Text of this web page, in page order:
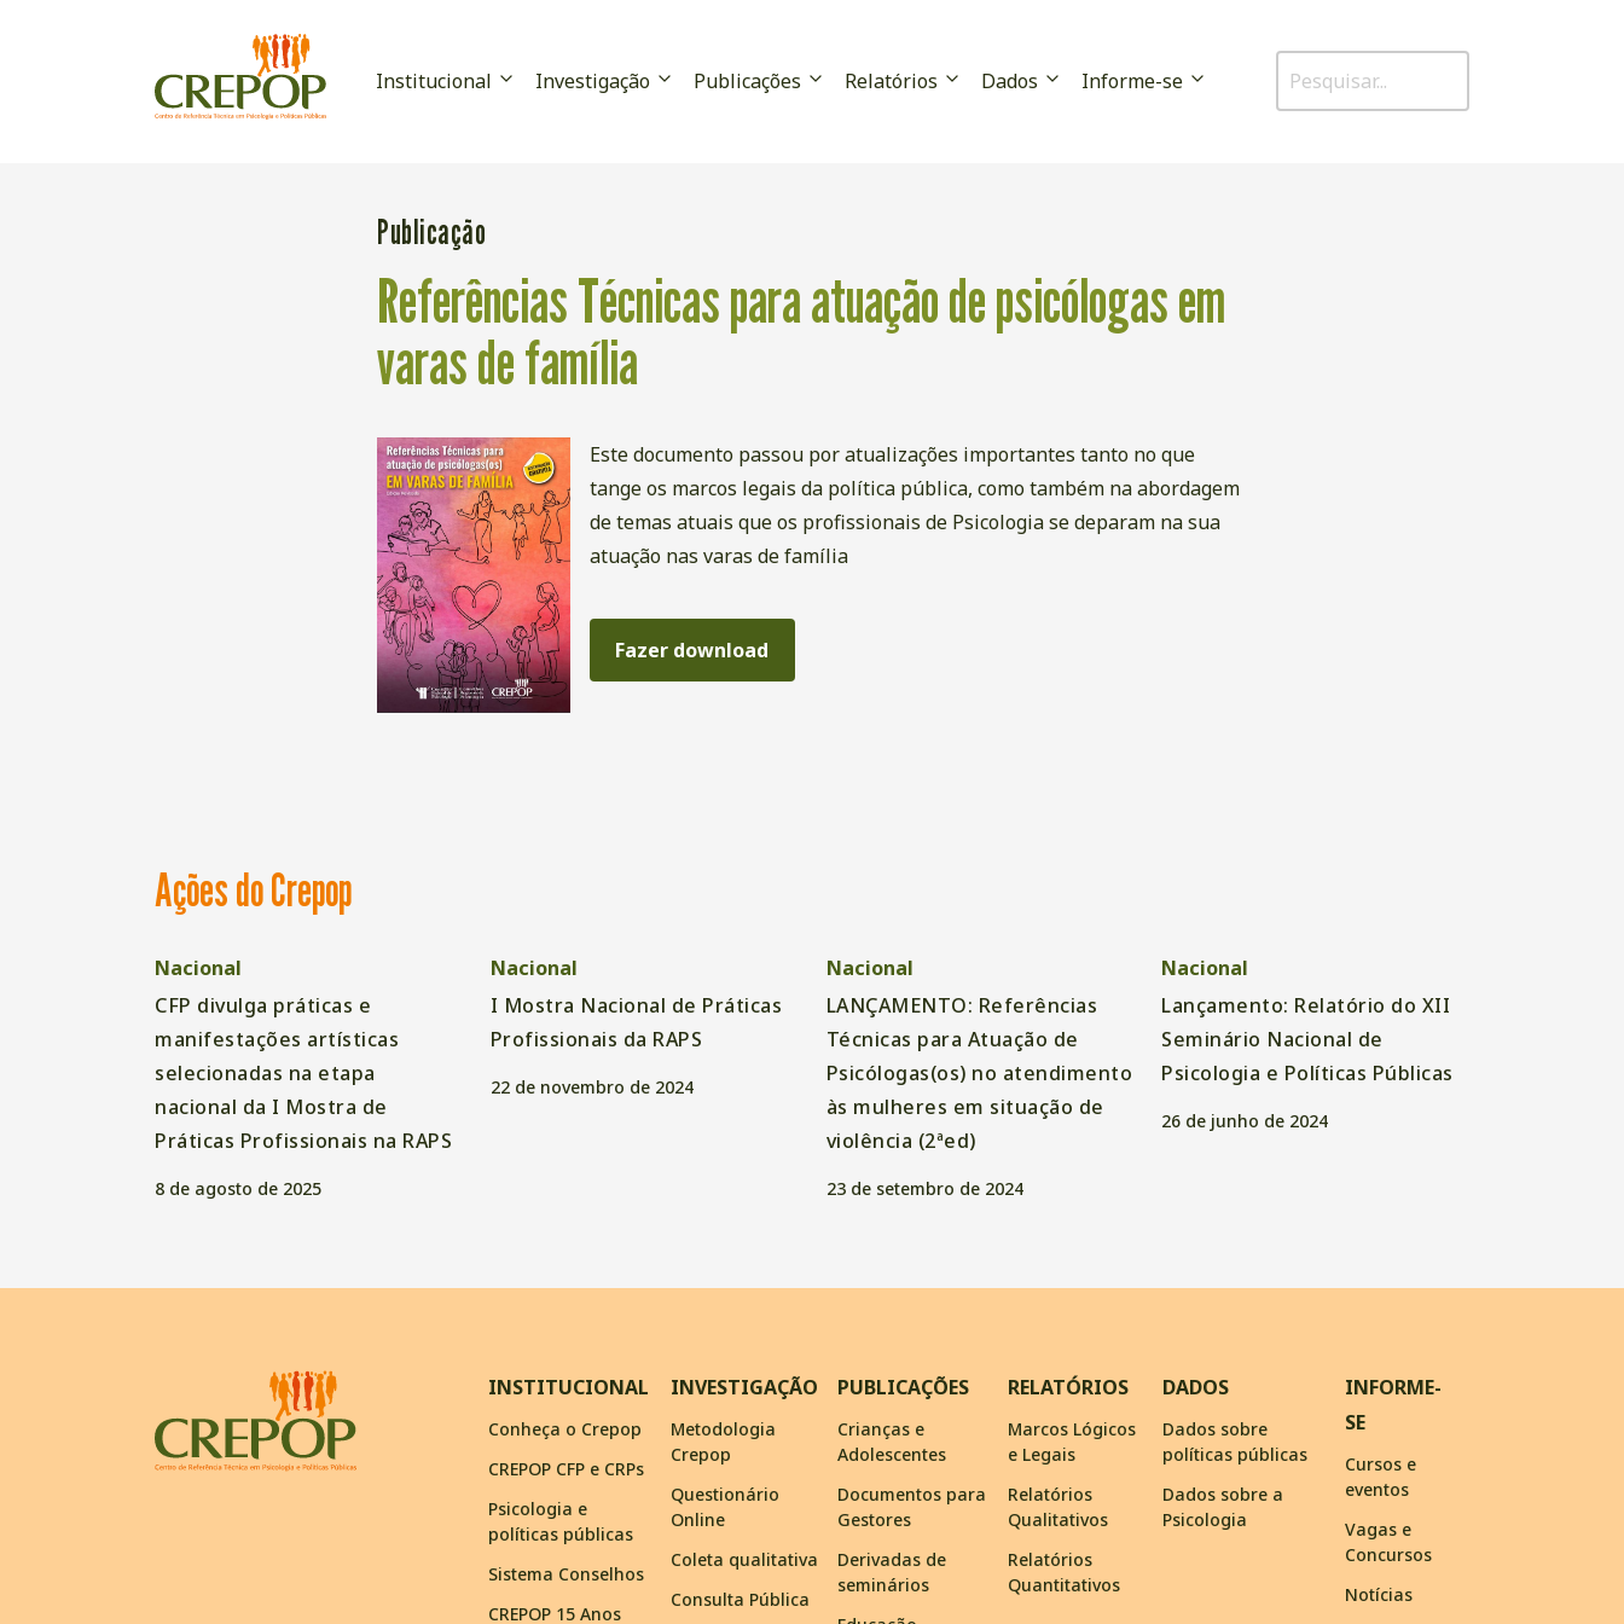
Institucional Investigação Publicações Relatórios Dados Informe-se
Publicação
Referências Técnicas para atuação de psicólogas em
varas de família
Este documento passou por atualizações importantes tanto no que
tange os marcos legais da política pública, como também na abordagem
de temas atuais que os profissionais de Psicologia se deparam na sua
atuação nas varas de família
Fazer download
Ações do Crepop
Nacional
CFP divulga práticas e
manifestações artísticas
selecionadas na etapa
nacional da I Mostra de
Práticas Profissionais na RAPS
8 de agosto de 2025
Nacional
I Mostra Nacional de Práticas
Profissionais da RAPS
22 de novembro de 2024
Nacional
LANÇAMENTO: Referências
Técnicas para Atuação de
Psicólogas(os) no atendimento
às mulheres em situação de
violência (2ªed)
23 de setembro de 2024
Nacional
Lançamento: Relatório do XII
Seminário Nacional de
Psicologia e Políticas Públicas
26 de junho de 2024
INSTITUCIONAL
Conheça o Crepop
CREPOP CFP e CRPs
Psicologia e
políticas públicas
Sistema Conselhos
CREPOP 15 Anos
INVESTIGAÇÃO
Metodologia
Crepop
Questionário
Online
Coleta qualitativa
Consulta Pública
PUBLICAÇÕES
Crianças e
Adolescentes
Documentos para
Gestores
Derivadas de
seminários
RELATÓRIOS
Marcos Lógicos
e Legais
Relatórios
Qualitativos
Relatórios
Quantitativos
DADOS
Dados sobre
políticas públicas
Dados sobre a
Psicologia
INFORME-
SE
Cursos e
eventos
Vagas e
Concursos
Notícias